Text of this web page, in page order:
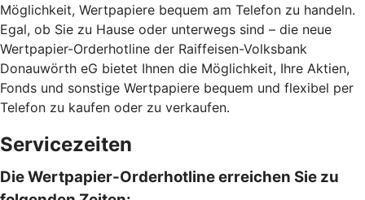
Möglichkeit, Wertpapiere bequem am Telefon zu handeln.
Egal, ob Sie zu Hause oder unterwegs sind – die neue
Wertpapier-Orderhotline der Raiffeisen-Volksbank
Donauwörth eG bietet Ihnen die Möglichkeit, Ihre Aktien,
Fonds und sonstige Wertpapiere bequem und flexibel per
Telefon zu kaufen oder zu verkaufen.
Servicezeiten
Die Wertpapier-Orderhotline erreichen Sie zu